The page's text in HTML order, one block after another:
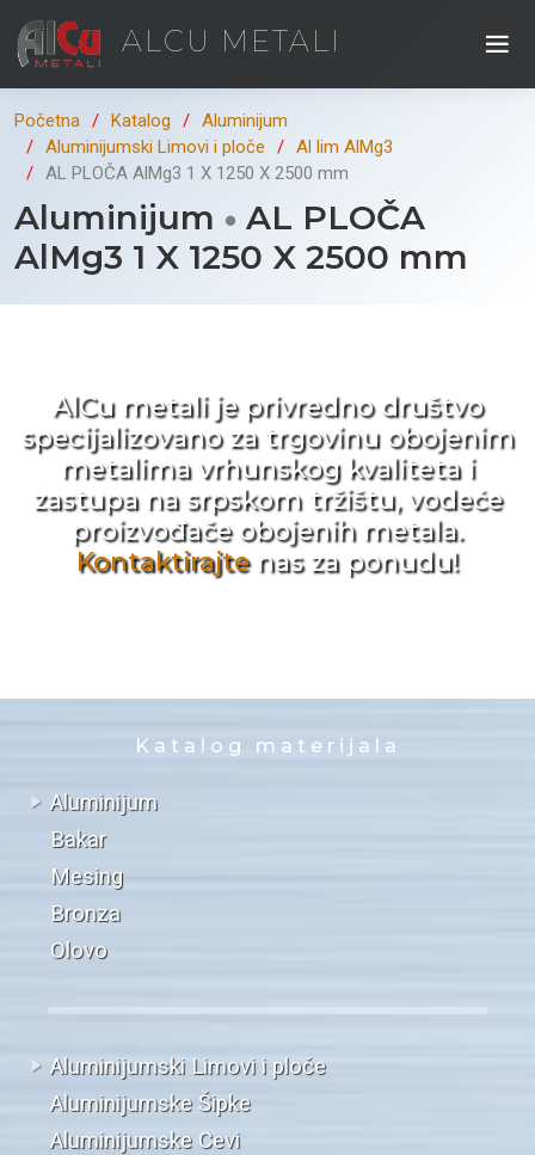
ALCU METALI
Početna Katalog
Aluminijum
Aluminijumski Limovi i ploče
Al lim AlMg3
AL PLOČA AlMg3 1 X 1250 X 2500 mm
Aluminijum
AL PLOČA
AlMg3 1 X 1250 X 2500 mm
AlCu metali je privredno društvo
specijalizovano za trgovinu obojenim
metalima vrhunskog kvaliteta i
zastupa na srpskom tržištu, vodeće
proizvođače obojenih metala.
Kontaktirajtenas za ponudu!
Katalog materijala
Aluminijum
Bakar
Mesing
Bronza
Olovo
Aluminijumski Limovi i ploče
Aluminijumske Šipke
Aluminijumske Cevi